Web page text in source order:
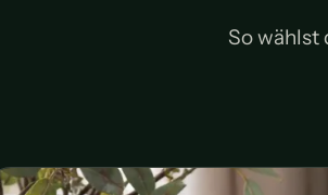
So wählst